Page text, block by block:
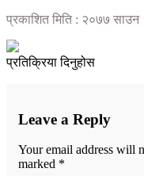
प्रकाशित मिति : २०७७ साउन
प्रतिक्रिया दिनुहोस
Leave a Reply
Your email address will
marked *